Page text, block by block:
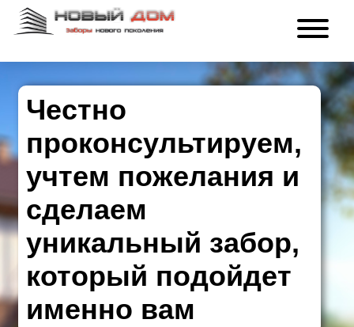
Честно
проконсультируем,
учтем пожелания и
сделаем
уникальный забор,
который подойдет
именно вам